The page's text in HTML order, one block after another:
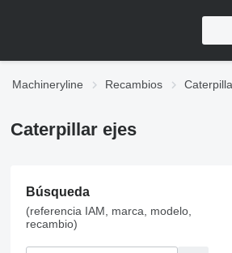
Machineryline Recambios
Caterpillar ejes
Búsqueda
(referencia IAM, marca, modelo,
recambio)